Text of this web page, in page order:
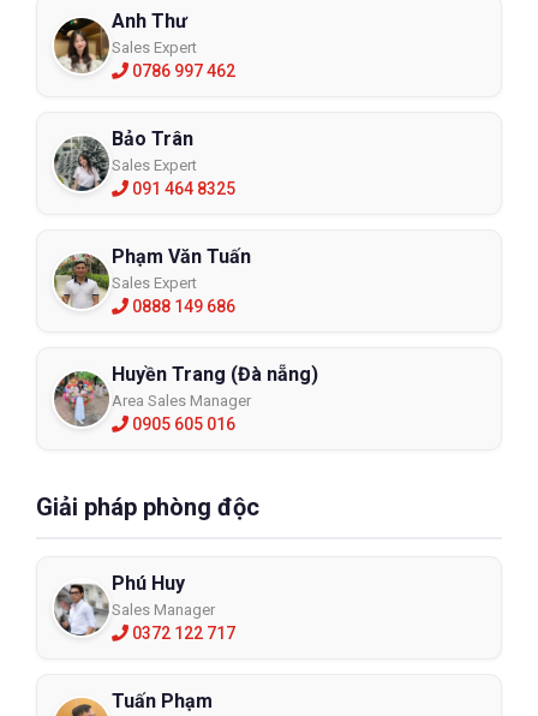
Anh Thư
Sales Expert
0786 997 462
Bảo Trân
Sales Expert
091 464 8325
Phạm Văn Tuấn
Sales Expert
0888 149 686
Huyền Trang (Đà nẵng)
Area Sales Manager
0905 605 016
Giải pháp phòng độc
Phú Huy
Sales Manager
0372 122 717
Tuấn Phạm